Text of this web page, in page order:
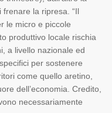
la ripresa. “Il
le micro e piccole
produttivo locale rischia
a livello nazionale ed
per sostenere
come quello aretino,
dell’economia. Credito,
necessariamente